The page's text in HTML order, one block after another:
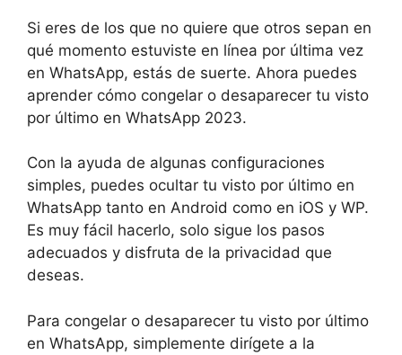
Si eres de los que no quiere que otros sepan en
qué momento estuviste en línea por última vez
en WhatsApp, estás de suerte. Ahora puedes
aprender cómo congelar o desaparecer tu visto
por último en WhatsApp 2023.
Con la ayuda de algunas configuraciones
simples, puedes ocultar tu visto por último en
WhatsApp tanto en Android como en iOS y WP.
Es muy fácil hacerlo, solo sigue los pasos
adecuados y disfruta de la privacidad que
deseas.
Para congelar o desaparecer tu visto por último
en WhatsApp, simplemente dirígete a la